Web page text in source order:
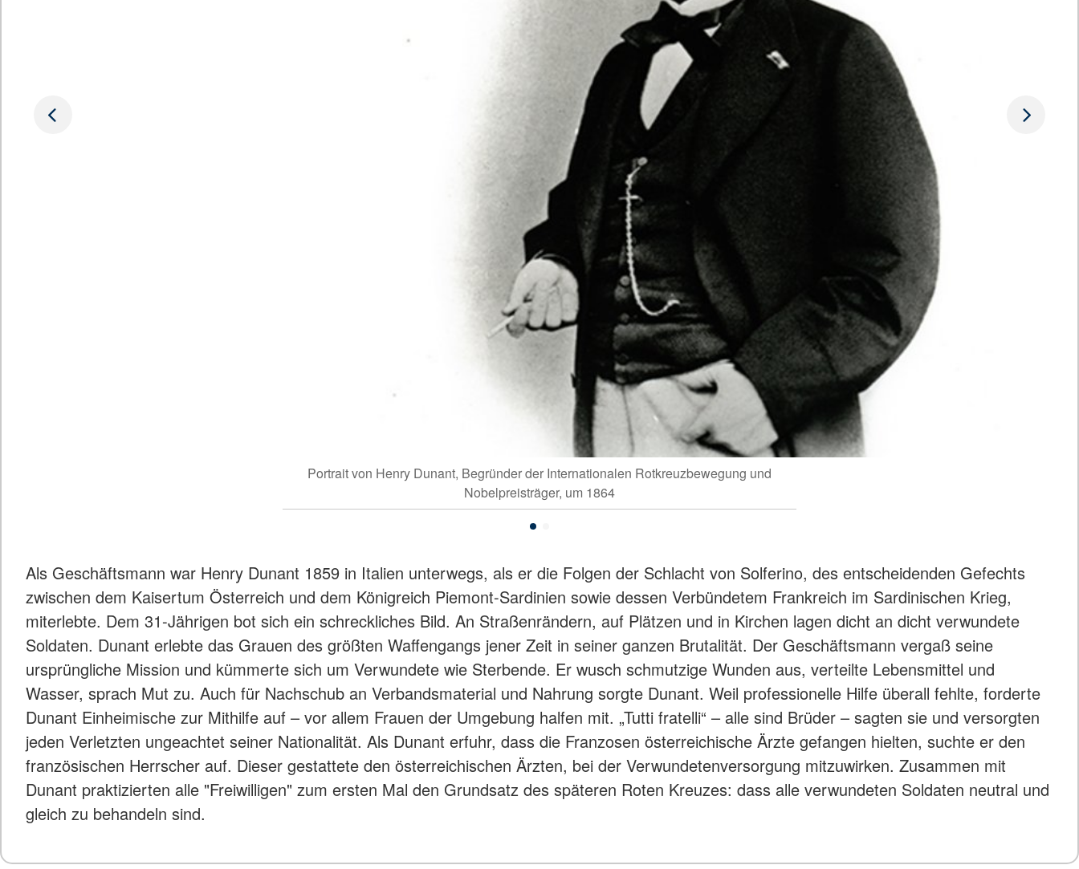
Portrait von Henry Dunant, Begründer der Internationalen Rotkreuzbewegung und
Nobelpreisträger, um 1864
Als Geschäftsmann war Henry Dunant 1859 in Italien unterwegs, als er die Folgen der Schlacht von Solferino, des entscheidenden Gefechts
zwischen dem Kaisertum Österreich und dem Königreich Piemont-Sardinien sowie dessen Verbündetem Frankreich im Sardinischen Krieg,
miterlebte. Dem 31-Jährigen bot sich ein schreckliches Bild. An Straßenrändern, auf Plätzen und in Kirchen lagen dicht an dicht verwundete
Soldaten. Dunant erlebte das Grauen des größten Waffengangs jener Zeit in seiner ganzen Brutalität. Der Geschäftsmann vergaß seine
ursprüngliche Mission und kümmerte sich um Verwundete wie Sterbende. Er wusch schmutzige Wunden aus, verteilte Lebensmittel und
Wasser, sprach Mut zu. Auch für Nachschub an Verbandsmaterial und Nahrung sorgte Dunant. Weil professionelle Hilfe überall fehlte, forderte
Dunant Einheimische zur Mithilfe auf – vor allem Frauen der Umgebung halfen mit. „Tutti fratelli“ – alle sind Brüder – sagten sie und versorgten
jeden Verletzten ungeachtet seiner Nationalität. Als Dunant erfuhr, dass die Franzosen österreichische Ärzte gefangen hielten, suchte er den
französischen Herrscher auf. Dieser gestattete den österreichischen Ärzten, bei der Verwundetenversorgung mitzuwirken. Zusammen mit
Dunant praktizierten alle "Freiwilligen" zum ersten Mal den Grundsatz des späteren Roten Kreuzes: dass alle verwundeten Soldaten neutral und
gleich zu behandeln sind.